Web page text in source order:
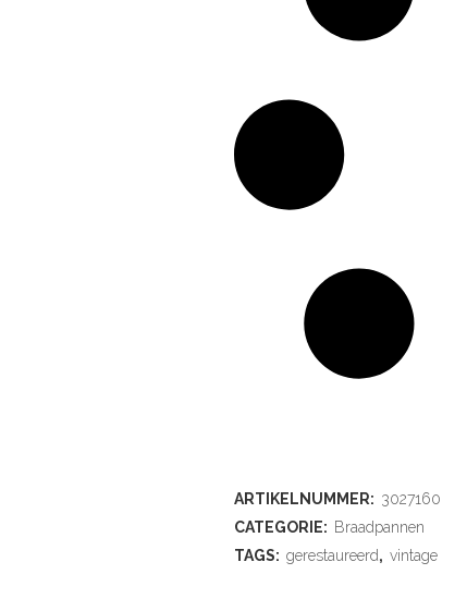
ARTIKELNUMMER: 3027160
CATEGORIE: Braadpannen
TAGS: gerestaureerd, vintage